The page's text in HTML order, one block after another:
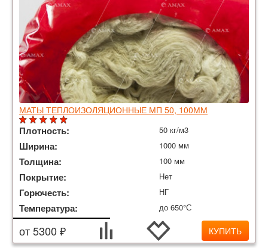
МАТЫ ТЕПЛОИЗОЛЯЦИОННЫЕ МП 50, 100ММ
Плотность: 50 кг/м3
Ширина: 1000 мм
Толщина: 100 мм
Покрытие: Нет
Горючесть: НГ
Температура: до 650°С
от 5300 ₽ КУПИТЬ